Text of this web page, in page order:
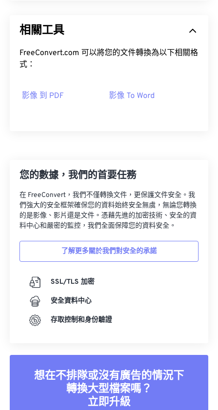
相關工具
FreeConvert.com 可以將您的文件轉換為以下相關格
式：
影像 到 PDF 影像 To Word
您的數據，我們的首要任務
在 FreeConvert，我們不僅轉換文件，更保護文件安全。我
們強大的安全框架確保您的資料始終安全無虞，無論您轉換
的是影像、影片還是文件。憑藉先進的加密技術、安全的資
料中心和嚴密的監控，我們全面保障您的資料安全。
了解更多關於我們對安全的承諾
SSL/TLS 加密
安全資料中心
存取控制和身份驗證
想在不排隊或沒有廣告的情況下
轉換大型檔案嗎？
立即升級